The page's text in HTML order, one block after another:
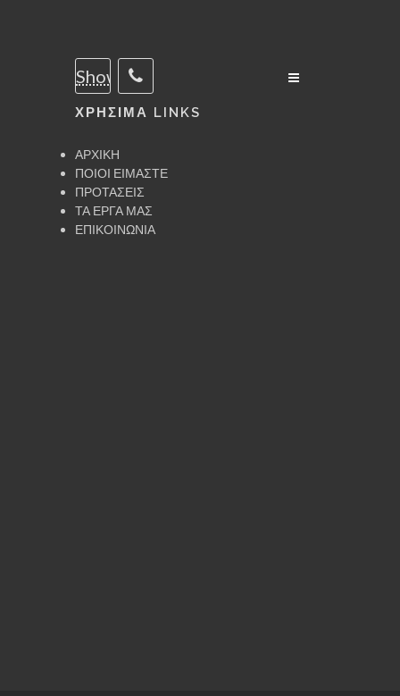
Show
email
ΧΡΗΣΙΜΑ LINKS
ΑΡΧΙΚΗ
ΠΟΙΟΙ ΕΙΜΑΣΤΕ
ΠΡΟΤΑΣΕΙΣ
ΤΑ ΕΡΓΑ ΜΑΣ
ΕΠΙΚΟΙΝΩΝΙΑ